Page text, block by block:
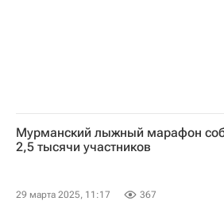
Мурманский лыжный марафон
2,5 тысячи участников
29 марта 2025, 11:17 367